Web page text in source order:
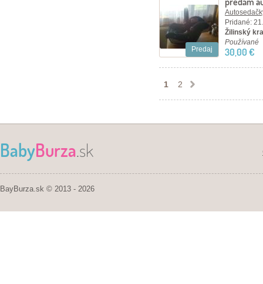
Predaj
Pridané:
Žilinský
Používané
30,00 €
1 2
BabyBurza.sk
BayBurza.sk © 2013 - 2026